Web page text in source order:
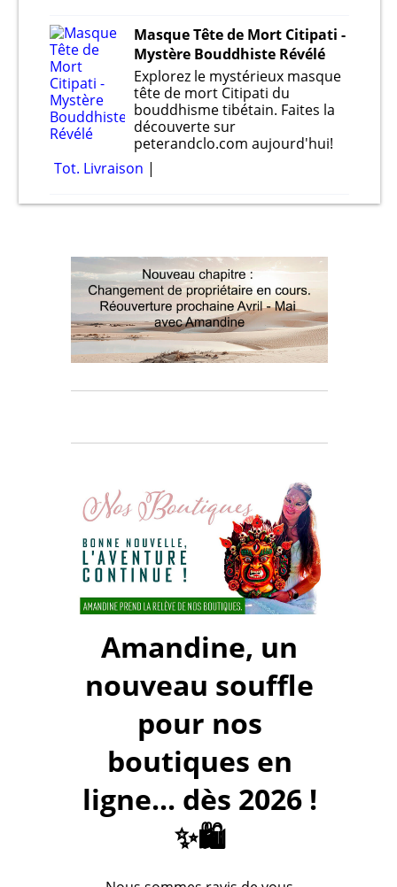
Masque Tête de Mort Citipati -
Mystère Bouddhiste Révélé
Explorez le mystérieux masque
tête de mort Citipati du
bouddhisme tibétain. Faites la
découverte sur
peterandclo.com aujourd'hui!
Tot. Livraison
Amandine, un
nouveau souffle
pour nos
boutiques en
ligne... dès 2026 !
✨🛍️